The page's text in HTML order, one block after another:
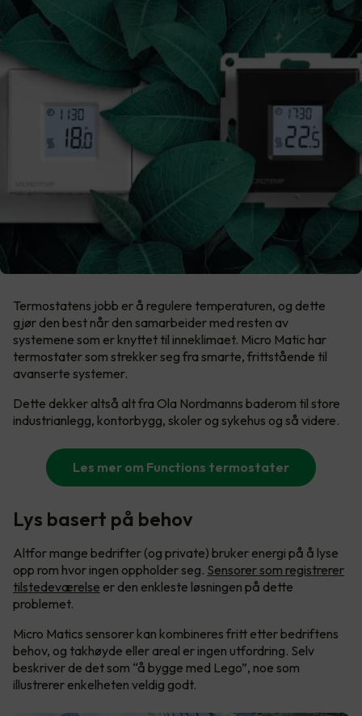
Termostatens jobb er å regulere temperaturen, og dette
gjør den best når den samarbeider med resten av
systemene som er knyttet til inneklimaet. Micro Matic har
termostater som strekker seg fra smarte, frittstående til
avanserte systemer.
Dette dekker altså alt fra Ola Nordmanns baderom til store
industrianlegg, kontorbygg, skoler og sykehus og så videre.
Les mer om Functions termostater
Lys basert på behov
Altfor mange bedrifter (og private) bruker energi på å lyse
opp rom hvor ingen oppholder seg. Sensorer som registrerer
tilstedeværelse er den enkleste løsningen på dette
problemet.
Micro Matics sensorer kan kombineres fritt etter bedriftens
behov, og takhøyde eller areal er ingen utfordring. Selv
beskriver de det som “å bygge med Lego”, noe som
illustrerer enkelheten veldig godt.